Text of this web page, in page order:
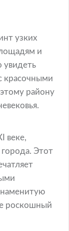
узких
и
увидеть
красочными
району
веке,
города. Этот
роскошный